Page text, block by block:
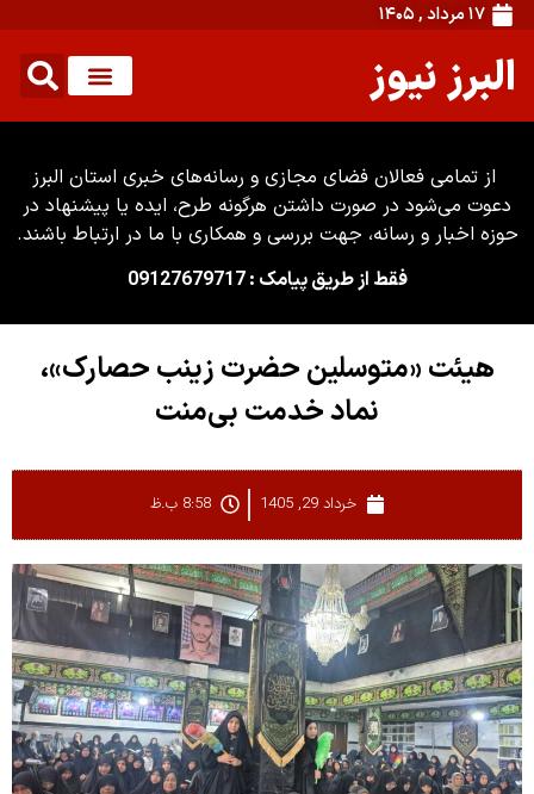
۱۷ مرداد , ۱۴۰۵
البرز نیوز
از تمامی فعالان فضای مجازی و رسانه‌های خبری استان البرز
دعوت می‌شود در صورت داشتن هرگونه طرح، ایده یا پیشنهاد در
حوزه اخبار و رسانه، جهت بررسی و همکاری با ما در ارتباط باشند.
فقط از طریق پیامک : 09127679717
هیئت «متوسلین حضرت زینب حصارک»،
نماد خدمت بی‌منت
خرداد 29, 1405 8:58 ب.ظ